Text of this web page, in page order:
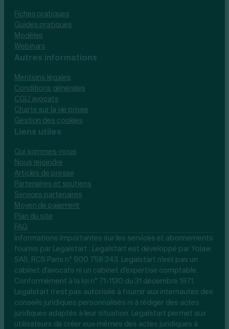
Fiches pratiques
Guides pratiques
Modèles
Webinars
Autres informations
Mentions légales
Conditions générales
CGU avocats
Charte sur la vie privée
Gestion des cookies
Liens utiles
Qui sommes-nous
Nous rejoindre
Articles de presse
Partenaires et soutiens
Services partenaires
Moyen de paiement
Plan du site
FAQ
Informations importantes sur les services et abonnements
fournis par Legalstart : Legalstart est développé par Yolaw
SAS, RCS Paris n° 900 758 343. Legalstart n'est pas un
cabinet d'avocats ni un cabinet d'expertise comptable.
Conformément à la loi n° 71-1130 du 31 décembre 1971,
Legalstart n’est pas autorisée à fournir aux internautes des
conseils juridiques personnalisés ni à rédiger des actes
juridiques adaptés à leur situation. Legalstart permet aux
utilisateurs de créer eux-mêmes des actes juridiques à